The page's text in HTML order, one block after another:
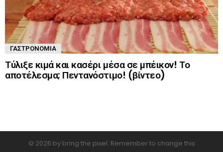
ΓΑΣΤΡΟΝΟΜΊΑ
Τύλιξε κιμά και κασέρι μέσα σε μπέικον! Το
αποτέλεσμα; Πεντανόστιμο! (βίντεο)
© 2026 by bring the pixel. Remember to change this